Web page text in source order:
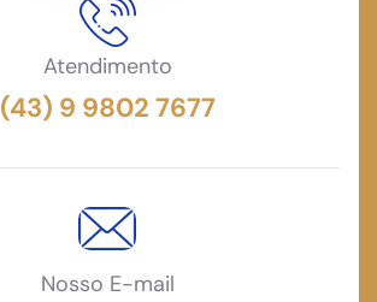
Atendimento
(43) 9 9802 7677
Nosso E-mail